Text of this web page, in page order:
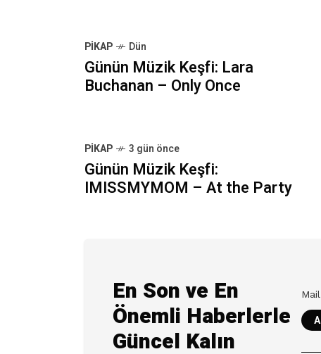
PIKAP Dün
Günün Müzik Keşfi: Lara
Buchanan – Only Once
PIKAP 3 gün önce
Günün Müzik Keşfi:
IMISSMYMOM – At the Party
En Son ve En
Önemli Haberlerle
Güncel Kalın